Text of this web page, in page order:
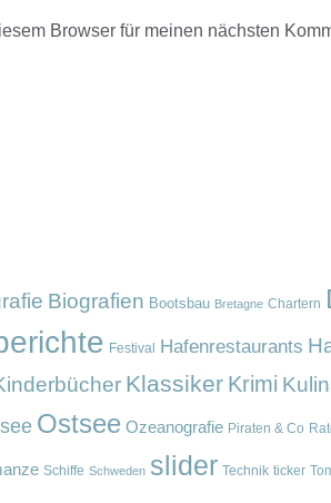
Browser für meinen nächsten
Biografien Bootsbau Bretagne Chartern
Festival Hafenrestaurants
Klassiker Krimi
Ostsee Ozeanografie Piraten & Co
Schiffe Schweden slider Technik ticker